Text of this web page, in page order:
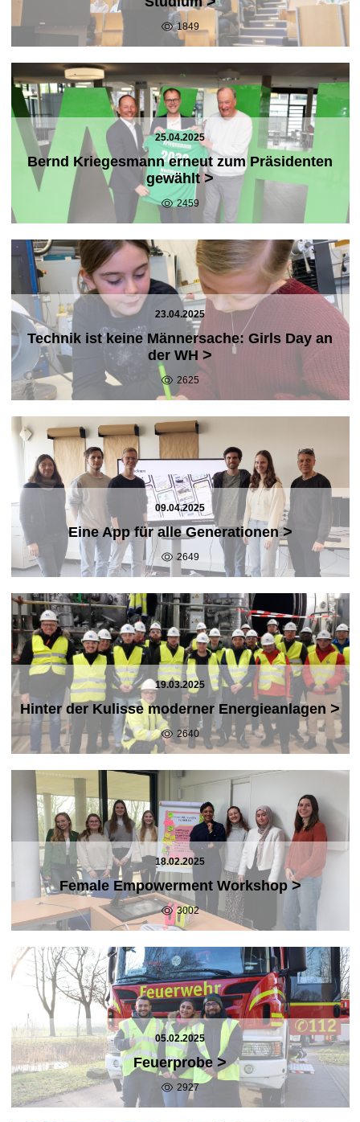
1849
25.04.2025
Bernd Kriegesmann erneut zum Präsidenten
gewählt>
2459
23.04.2025
Technik ist keine Männersache: Girls Day an
der WH >
2625
09.04.2025
Eine App für alle Generationen>
2649
19.03.2025
Hinter der Kulisse moderner Energieanlagen >
2640
18.02.2025
Female Empowerment Workshop>
3002
05.02.2025
Feuerprobe >
2927